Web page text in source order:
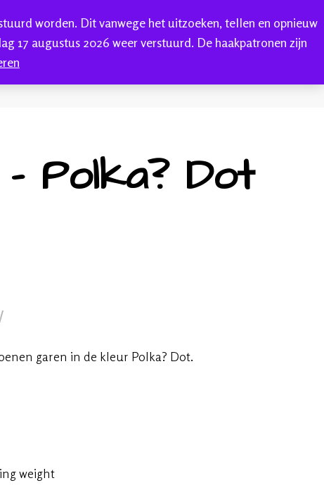
worden. Dit vanwege het uitzoeken, tellen en opnieuw
17 augustus 2026 weer verstuurd. De haakpatronen zijn
0
Polka? Dot
garen in de kleur Polka? Dot.
weight